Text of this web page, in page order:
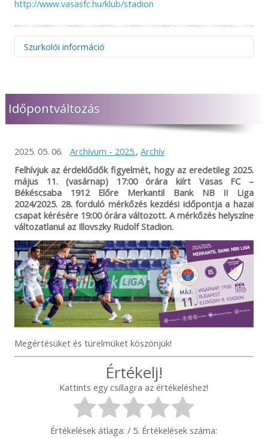
http://www.vasasfc.hu/klub/stadion
Szurkolói információ
esetben szíveskedjenek figyelmesen elolvasni a
mérkőzésekkel kapcsolatos információkat. A szükséges
tudnivalókat időben megosztjuk összes online felületünkön,
így a Békéscsaba 1912 Előre NEM vállal felelősséget abban
bármilyen okból nem tud az aktuális mérkőzésre bejutni!
részletre kiterjedő tájékoztatást, így mindenképp javasoljuk,
hogy keressék fel az ellenfél csapatának felületeit is és
tájékozódjanak a bejutás feltételeiről. A Békéscsaba 1912
Előre minden tőle telhetőt megtesz azért, hogy vendégei,
szurkolói és az érdeklődők időben, megfelelő felvilágosítást
kapjanak, de önhibánkon kívül a helyszíni rendezési
Megértésüket és türelmüket köszönjük!
Időpontváltozás
2025. 05. 06. Archívum - 2025., Archív
Felhívjuk az érdeklődők figyelmét, hogy az eredetileg 2025.
május 11. (vasárnap) 17:00 órára kiírt Vasas FC –
Békéscsaba 1912 Előre Merkantil Bank NB II Liga
2024/2025. 28. forduló mérkőzés kezdési időpontja a hazai
csapat kérésére 19:00 órára változott. A mérkőzés helyszíne
változatlanul az Illovszky Rudolf Stadion.
Megértésüket és türelmüket köszönjük!
Értékelj!
Kattints egy csillagra az értékeléshez!
Értékelések átlaga:/ 5. Értékelések száma: